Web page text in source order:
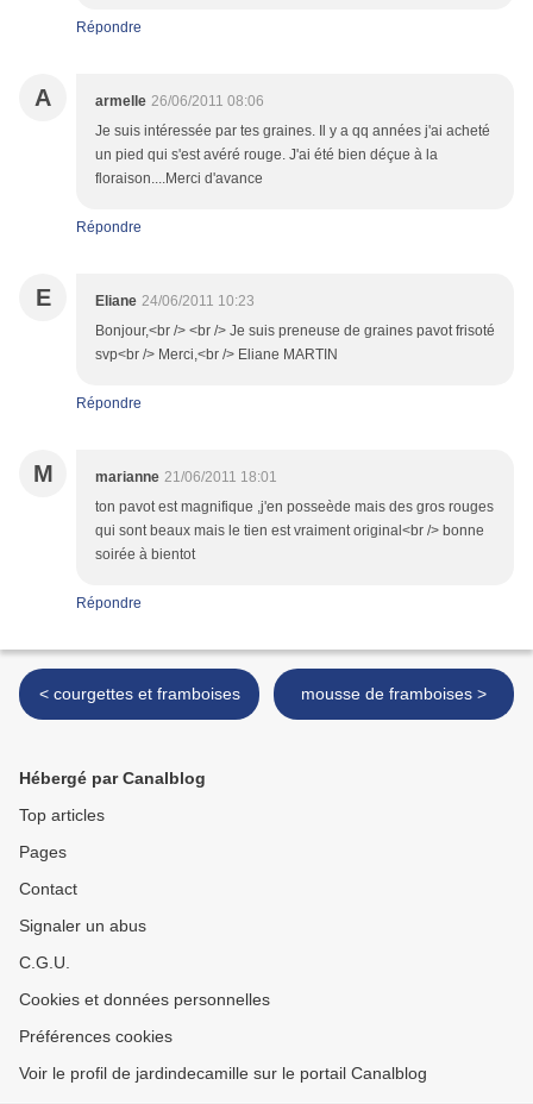
Répondre
A armelle 26/06/2011 08:06
Je suis intéressée par tes graines. Il y a qq années j'ai acheté
un pied qui s'est avéré rouge. J'ai été bien déçue à la
floraison....Merci d'avance
Répondre
E Eliane 24/06/2011 10:23
Bonjour,<br /> <br /> Je suis preneuse de graines pavot frisoté
svp<br /> Merci,<br /> Eliane MARTIN
Répondre
M marianne 21/06/2011 18:01
ton pavot est magnifique ,j'en posseède mais des gros rouges
qui sont beaux mais le tien est vraiment original<br /> bonne
soirée à bientot
Répondre
< courgettes et framboises mousse de framboises >
Hébergé par Canalblog
Top articles
Pages
Contact
Signaler un abus
C.G.U.
Cookies et données personnelles
Préférences cookies
Voir le profil de jardindecamille sur le portail Canalblog